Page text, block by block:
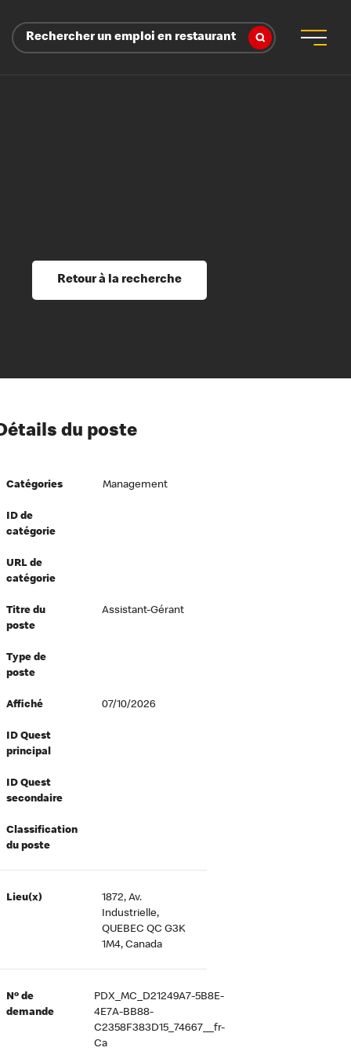
Rechercher un emploi en restaurant
et perfectionnement
du savoir
à l’égard de nos employés
directeurs
équité et inclusion
au travail
Retour à la recherche
du poste
Catégories Management
ID de
catégorie
URL de
catégorie
Titre du
poste
Assistant-Gérant
Type de
poste
Affiché 07/10/2026
ID Quest
principal
ID Quest
secondaire
Classification
du poste
Lieu(x)
1872, Av.
Industrielle,
QUEBEC QC G3K
1M4, Canada
Nº de
demande
PDX_MC_D21249A7-5B8E-
4E7A-BB88-
C2358F383D15_74667__fr-
Ca